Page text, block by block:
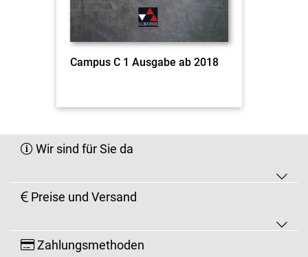
Campus C 1 Ausgabe ab 2018
Wir sind für Sie da
Preise und Versand
Zahlungsmethoden